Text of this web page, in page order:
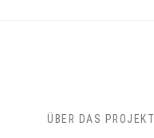
ÜBER DAS PROJEKT